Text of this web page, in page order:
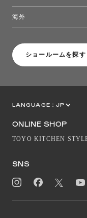
ショールームを探す
海外
LANGUAGE : JP
ONLINE SHOP
TOYO KITCHEN
SNS